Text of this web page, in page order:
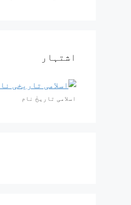
اشتہار
اسلامی تاریخٰ نام